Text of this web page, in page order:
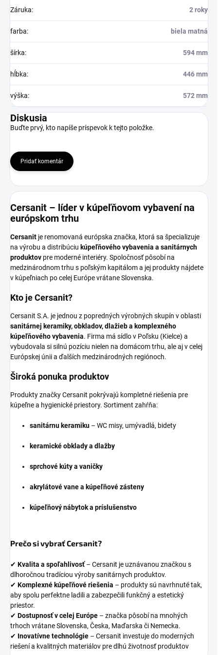
Záruka: 2 roky
farba: biela matná
šírka: 594 mm
hĺbka: 446 mm
výška: 572 mm
Diskusia
Buďte prvý, kto napíše príspevok k tejto položke.
Pridať komentár
Cersanit – líder v kúpeľňovom vybavení na
európskom trhu
Cersanit je renomovaná európska značka, ktorá sa špecializuje
na výrobu a distribúciu kúpeľňového vybavenia a sanitárnych
produktov pre moderné interiéry. Spoločnosť pôsobí na
medzinárodnom trhu s poľským kapitálom a jej produkty nájdete
v kúpeľniach po celej Európe vrátane Slovenska.
Kto je Cersanit?
Cersanit S.A. je jednou z popredných výrobných skupín v oblasti
sanitárnej keramiky, obkladov, dlažieb a komplexného
kúpeľňového vybavenia. Firma má sídlo v Poľsku (Kielce) a
vybudovala si silnú pozíciu nielen na domácom trhu, ale aj v celej
Európskej únii a ďalších medzinárodných regiónoch.
Široká ponuka produktov
Produkty značky Cersanit pokrývajú kompletné riešenia pre
kúpeľne a hygienické priestory. Sortiment zahŕňa:
sanitárnu keramiku – WC misy, umývadlá, bidety
keramické obklady a dlažby
sprchové kúty a vaničky
akrylátové vane a kúpeľňové zásteny
kúpeľňový nábytok a príslušenstvo
Prečo si vybrať Cersanit?
✔ Kvalita a spoľahlivosť– Cersanit je uznávanou značkou s
dlhoročnou tradíciou výroby sanitárnych produktov.
✔ Komplexné kúpeľňové riešenia – produkty sú navrhnuté tak,
aby spolu perfektne ladili a zabezpečili funkčný a estetický
priestor.
✔ Dostupnosť v celej Európe – značka pôsobí na mnohých
trhoch vrátane Slovenska, Česka, Maďarska či Nemecka.
✔ Inovatívne technológie – Cersanit investuje do moderných
riešení a kvalitných materiálov pre dlhú životnosť produktov